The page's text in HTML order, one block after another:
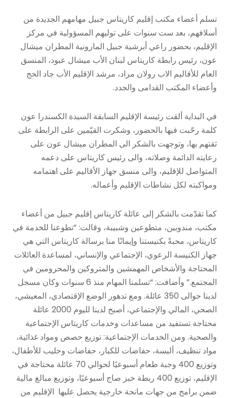
تسلم أعضاء مكتب إقليم كاريتاس جبيل مهامهم الجديدة من
أسلافهم، بعد ست سنوات على توليهم المسؤولية في مركز
الإقليم، بحضور راعي أبرشية جبيل المارونية المطران ميشال
عون، رئيس رابطة كاريتاس لبنان الأب ميشال عبود، المنسق
العام للأقاليم الاب رولان مراد، مرشد الإقليم الأب جاد الحج
وأعضاء المكتب القدامى والجدد.
في البداية ألقت رئيسة الإقليم السابقة السيدة الكسندرا عون
كلمة رحّبت فيها بالحضور، وشكرت القيّمين على الرابطة على
ثقتهم بها، وتوجهت بالشكر الى المطران ميشال عون على
رعايته الدائمة وصلاته، والى رئيس كاريتاس على دعمه
المتواصل للإقليم، والى منسق جهاز الأقاليم على اهتمامه
ومواكبته لكل نشاطات الإقليم وأعماله.
كما تقدّمت بالشكر إلى عائلة كاريتاس إقليم جبيل من أعضاء
مكتب، مندوبين، متطوعين وشبيبة، وقالت: “تطوعنا للخدمة في
كاريتاس، محبةً بكنيستنا وإيمانًا منا برسالة كاريتاس التي هي
جهاز الكنيسة الرعوي، الإجتماعي والإنساني، لمساعدة العائلات
المحتاجة والأشخاص المهمشين والمتروكين والمحرومين في
المجتمع.” وأضافت: “تسلمنا المهام منذ 6 سنوات وكان مسجل
لدينا حوالى 350 عائلة. ومع تدهور الوضع الإقتصادي، المعيشي،
الصحي، المالي والإجتماعي، أصبح لدينا لليوم 2000 عائلة
محتاجة تستفيد من مساعدات وخدمات كاريتاس الإجتماعية
والصحية. ومن الخدمات الإجتماعية: توزيع حصص ومواد غذائية،
مواد تنظيف، ألبسة، حفاضات للكبار، حفاضات وحليب للأطفال،
وتوزيع 400 وجبة طعام أسبوعيًا لحوالي 70 عائلة محتاجة في
الإقليم، توزيع 400 ربطة خبز صاج أسبوعيًا، وتوزيع مبالغ مالية
ضمن برامج من جهات مانحة خارجية يحصل عليها الإقليم من